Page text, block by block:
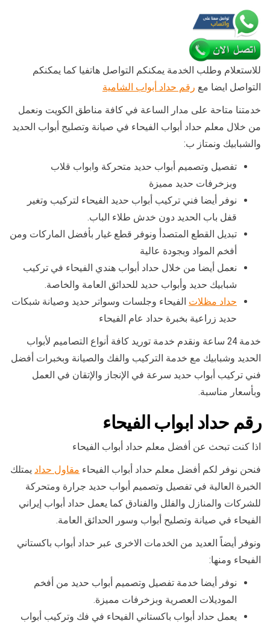
للاستعلام وطلب الخدمة يمكنكم التواصل هاتفيا كما يمكنكم
التواصل ايضا مع رقم حداد أبواب الشامية
خدمتنا متاحة على مدار الساعة في كافة مناطق الكويت ونعمل
من خلال معلم حداد أبواب الفيحاء في صيانة وتصليح أبواب الحديد
والشبابيك ونمتاز ب:
تفصيل وتصميم أبواب حديد متحركة وابواب قلاب
وبزخرفات حديد مميزة
نوفر أيضا فني تركيب أبواب حديد الفيحاء لتركيب وتغير
قفل باب الحديد دون خدش طلاء الباب.
تبديل القطع المتصدأ ونوفر قطع غيار بأفضل الماركات ومن
أفخم المواد وبجودة عالية
نعمل أيضا من خلال حداد أبواب هندي الفيحاء في تركيب
شبابيك حديد وأبواب حديد للحدائق العامة والخاصة.
حداد مظلات الفيحاء وجلسات وسواتر حديد وصيانة شبكات
حديد زراعية بخبرة حداد عام الفيحاء
خدمة 24 ساعة ونقدم خدمة توريد كافة أنواع التصاميم لأبواب
الحديد وشبابيك مع خدمة التركيب والفك والصيانة وبخبرات أفضل
فني تركيب أبواب حديد سرعة في الإنجاز والإتقان في العمل
وبأسعار مناسبة.
رقم حداد ابواب الفيحاء
اذا كنت تبحث عن أفضل معلم حداد أبواب الفيحاء
فنحن نوفر لكم أفضل معلم حداد أبواب الفيحاء مقاول حداد يمتلك
الخبرة العالية في تفصيل وتصميم أبواب حديد جرارة ومتحركة
للشركات والمنازل والفلل والفنادق كما يعمل حداد أبواب إيراني
الفيحاء في صيانة وتصليح أبواب وسور الحدائق العامة.
ونوفر أيضاً العديد من الخدمات الاخرى عبر حداد أبواب باكستاني
الفيحاء ومنها:
نوفر أيضا خدمة تفصيل وتصميم أبواب حديد من أفخم
الموديلات العصرية وبزخرفات مميزة.
يعمل حداد أبواب باكستاني الفيحاء في فك وتركيب أبواب